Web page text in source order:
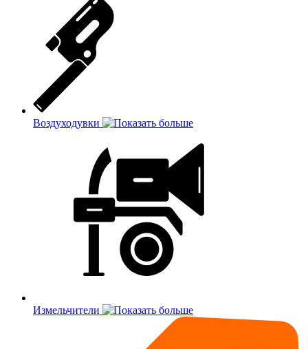
Воздуходувки
Измельчители